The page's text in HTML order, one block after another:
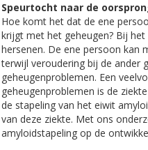
Speurtocht naar de
Hoe komt het dat de ene
krijgt met het geheugen? Bij
hersenen. De ene persoon kan
terwijl veroudering bij de ander
geheugenproblemen. Een
geheugenproblemen is de
de stapeling van het eiwit
van deze ziekte. Met ons
amyloidstapeling op de